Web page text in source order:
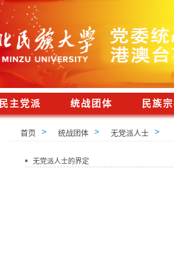
民主党派 统战团体 民族
首页 > 统战团体 > 无党派人士 >
无党派人士的界定